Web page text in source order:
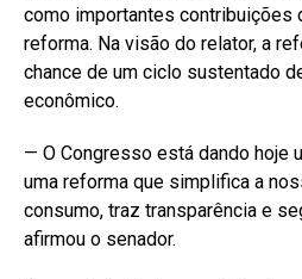
como importantes contribuições
reforma. Na visão do relator, a
chance de um ciclo sustentado
econômico.
— O Congresso está dando hoje
uma reforma que simplifica a
consumo, traz transparência e
afirmou o senador.